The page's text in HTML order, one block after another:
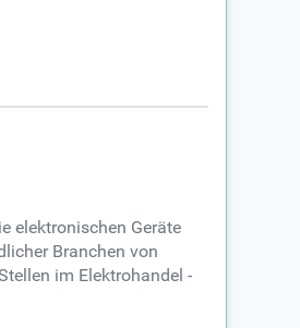
elektronischen Geräte
Branchen von
im Elektrohandel -